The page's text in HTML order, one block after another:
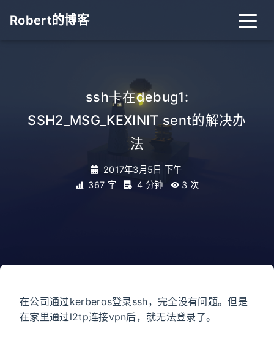
Robert的博客
ssh卡在debug1:
SSH2_MSG_KEXINIT sent的解决办
法
2017年3月5日 下午
367 字
4 分钟 3 次
在公司通过kerberos登录ssh，完全没有问题。但是
在家里通过l2tp连接vpn后，就无法登录了。